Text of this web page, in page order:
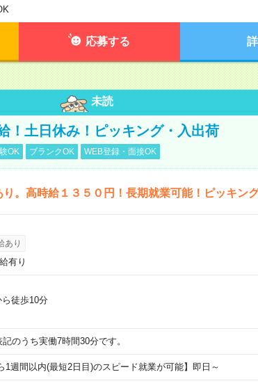
応募する
未読
！土日休み！ピッキング・入出荷
OK ブランクOK WEB登録・面接OK
。高時給１３５０円！長期就業可能！ピッキン
あり
有り
徒歩10分
のうち実働7時間30分です。
1週間以内(最短2日目)のスピード就業が可能】即日～